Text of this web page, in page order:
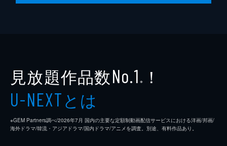
見放題作品数No.1 ※ ！
U-NEXTとは
※GEM Partners調べ/2026年7⽉ 国内の主要な定額制動画配信サービスにおける洋画/邦画/
海外ドラマ/韓流・アジアドラマ/国内ドラマ/アニメを調査。別途、有料作品あり。